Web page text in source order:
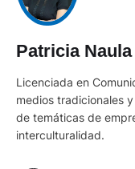
Patricia
Licenciada en
medios tradicionales
de temáticas de
interculturalidad.